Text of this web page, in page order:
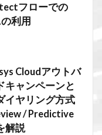
フローでの
利用
Cloudアウトバ
キャンペーンと
イヤリング方式
/ Predictive
解説